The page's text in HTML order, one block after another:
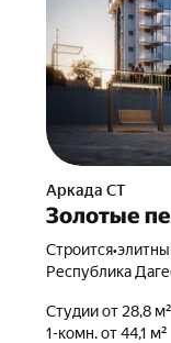
Аркада СТ
Золотые
Строится•
Республика
Студии от 28,8 м²
1-комн. от 44,1 м²